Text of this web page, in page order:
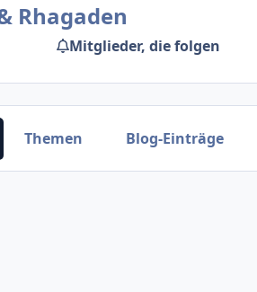
Rhagaden
Mitglieder, die folgen
Themen Blog-Einträge